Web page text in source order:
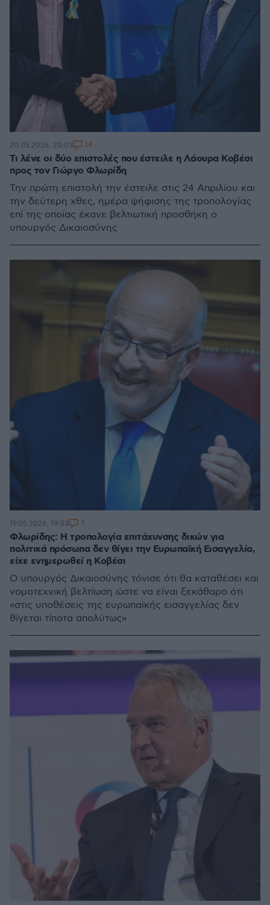
Τι λένε οι δύο επιστολές που έστειλε η Λάουρα Κοβέσι
προς τον Γιώργο Φλωρίδη
Την πρώτη επιστολή την έστειλε στις 24 Απριλίου και
την δεύτερη χθες, ημέρα ψήφισης της τροπολογίας
επί της οποίας έκανε βελτιωτική προσθήκη ο
υπουργός Δικαιοσύνης
20.05.2026, 20:03 14
Φλωρίδης: Η τροπολογία επιτάχυνσης δικών για
πολιτικά πρόσωπα δεν θίγει την Ευρωπαϊκή Εισαγγελία,
είχε ενημερωθεί η Κοβέσι
Ο υπουργός Δικαιοσύνης τόνισε ότι θα καταθέσει και
νομοτεχνική βελτίωση ώστε να είναι ξεκάθαρο ότι
«στις υποθέσεις της ευρωπαϊκής εισαγγελίας δεν
θίγεται τίποτα απολύτως»
19.05.2026, 19:03 7